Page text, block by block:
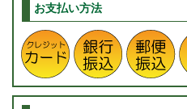
お支払い方法